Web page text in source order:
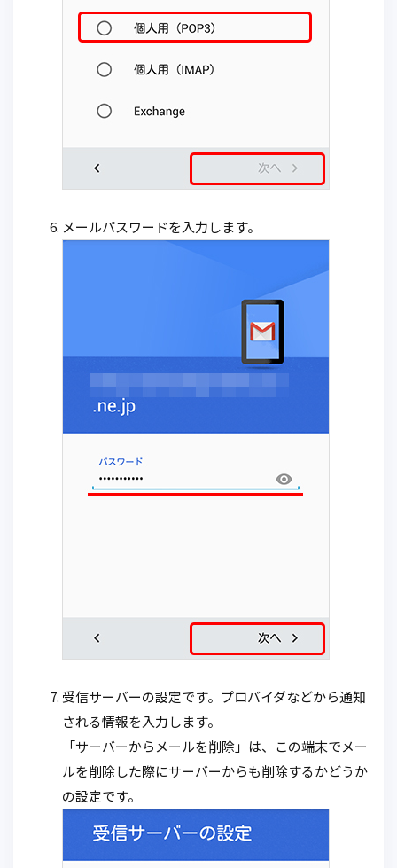
メールパスワードを入力します。
受信サーバーの設定です。プロバイダなどから通知
される情報を入力します。
「サーバーからメールを削除」は、この端末でメー
ルを削除した際にサーバーからも削除するかどうか
の設定です。